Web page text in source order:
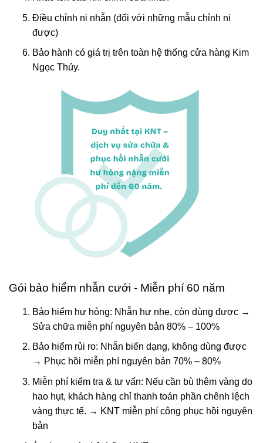
Điều chỉnh ni nhẫn (đối với những mẫu chỉnh ni
được)
Bảo hành có giá trị trên toàn hệ thống cửa hàng Kim
Ngọc Thủy.
Gói bảo hiểm nhẫn cưới - Miễn phí 60 năm
Bảo hiểm hư hỏng: Nhẫn hư nhẹ, còn dùng được →
Sửa chữa miễn phí nguyên bản 80% – 100%
Bảo hiểm rủi ro: Nhẫn biến dạng, không dùng được
→ Phục hồi miễn phí nguyên bản 70% – 80%
Miễn phí kiểm tra & tư vấn: Nếu cần bù thêm vàng do
hao hụt, khách hàng chỉ thanh toán phần chênh lệch
vàng thực tế. → KNT miễn phí công phục hồi nguyên
bản